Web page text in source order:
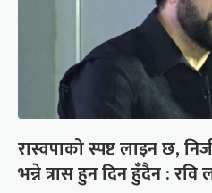
रास्वपाको स्पष्ट लाइन छ,
भन्ने त्रास हुन दिन हुँदैन : रवि